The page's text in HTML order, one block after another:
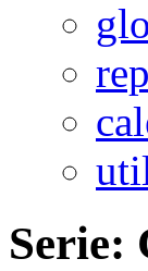
Serie: